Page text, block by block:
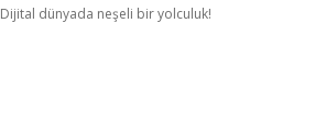
Dijital dünyada neşeli bir yolculuk!